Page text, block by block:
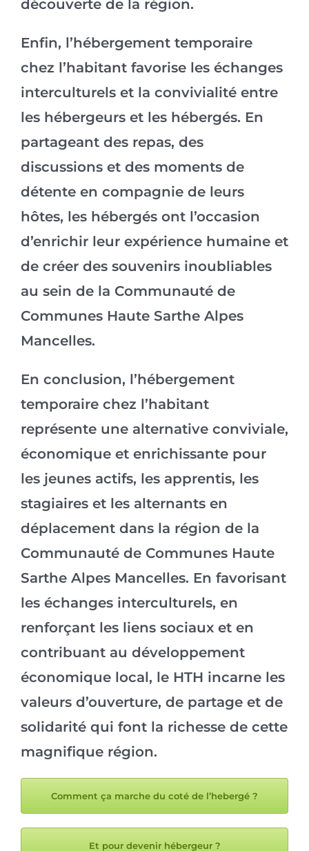
découverte de la région.
Enfin, l’hébergement temporaire
chez l’habitant favorise les échanges
interculturels et la convivialité entre
les hébergeurs et les hébergés. En
partageant des repas, des
discussions et des moments de
détente en compagnie de leurs
hôtes, les hébergés ont l’occasion
d’enrichir leur expérience humaine et
de créer des souvenirs inoubliables
au sein de la Communauté de
Communes Haute Sarthe Alpes
Mancelles.
En conclusion, l’hébergement
temporaire chez l’habitant
représente une alternative conviviale,
économique et enrichissante pour
les jeunes actifs, les apprentis, les
stagiaires et les alternants en
déplacement dans la région de la
Communauté de Communes Haute
Sarthe Alpes Mancelles. En favorisant
les échanges interculturels, en
renforçant les liens sociaux et en
contribuant au développement
économique local, le HTH incarne les
valeurs d’ouverture, de partage et de
solidarité qui font la richesse de cette
magnifique région.
Comment ça marche du coté de l’hebergé ?
Et pour devenir hébergeur ?